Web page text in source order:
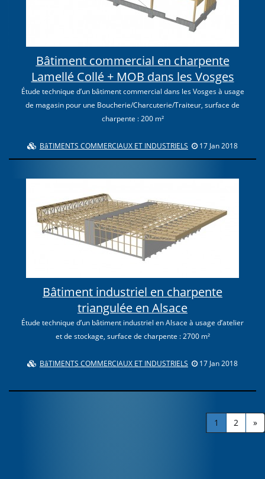
Bâtiment commercial en charpente
Lamellé Collé + MOB dans les Vosges
Étude technique d’un bâtiment commercial dans les Vosges à usage
de magasin pour une Boucherie/Charcuterie/Traiteur, surface de
charpente : 200 m²
BâTIMENTS COMMERCIAUX ET INDUSTRIELS 17 Jan 2018
Bâtiment industriel en charpente
triangulée en Alsace
Étude technique d’un bâtiment industriel en Alsace à usage d’atelier
et de stockage, surface de charpente : 2700 m²
BâTIMENTS COMMERCIAUX ET INDUSTRIELS 17 Jan 2018
1 2 »